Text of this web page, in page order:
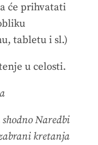
će prihvatati
tabletu i sl.)
u celosti.
Naredbi
kretanja